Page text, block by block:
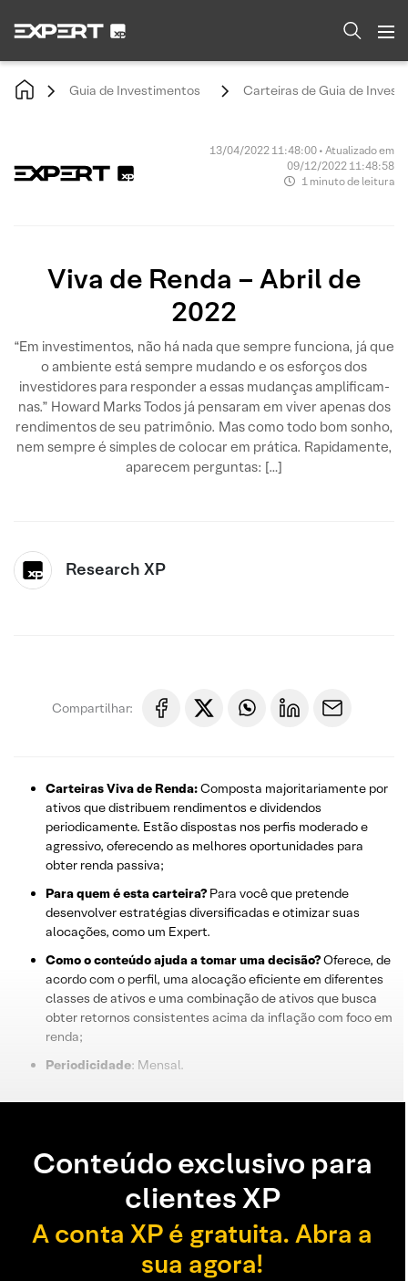
Guia de Investimentos Carteiras de Guia de
13/04/2022 11:48:00 • Atualizado em
09/12/2022 11:48:58
1 minuto de leitura
Viva de Renda – Abril de
2022
“Em investimentos, não há nada que sempre funciona, já que
o ambiente está sempre mudando e os esforços dos
investidores para responder a essas mudanças amplificam-
nas.” Howard Marks Todos já pensaram em viver apenas dos
rendimentos de seu patrimônio. Mas como todo bom sonho,
nem sempre é simples de colocar em prática. Rapidamente,
aparecem perguntas: […]
Research XP
Compartilhar:
Carteiras Viva de Renda:Composta majoritariamente por
ativos que distribuem rendimentos e dividendos
periodicamente. Estão dispostas nos perfis moderado e
agressivo, oferecendo as melhores oportunidades para
obter renda passiva;
Para quem é esta carteira? Para você que pretende
desenvolver estratégias diversificadas e otimizar suas
alocações, como um Expert.
Como o conteúdo ajuda a tomar uma decisão?Oferece, de
acordo com o perfil, uma alocação eficiente em diferentes
classes de ativos e uma combinação de ativos que busca
obter retornos consistentes acima da inflação com foco em
renda;
Periodicidade: Mensal.
Conteúdo exclusivo para
clientes XP
A conta XP é gratuita. Abra a
sua agora!